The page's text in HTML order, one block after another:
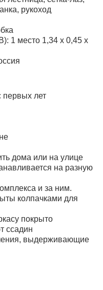
рукоход
1 место 1,34 х 0,45 х
первых лет
дома или на улице
на разную
и за ним.
колпачками для
покрыто
ссадин
выдерживающие